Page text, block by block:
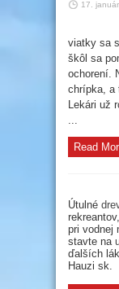
17.
viatky sa
škôl sa
ochorení.
chrípka, a
Lekári už
...
Read
Útulné
pri vodnej
stavte na
ďalších
Hauzi sk.